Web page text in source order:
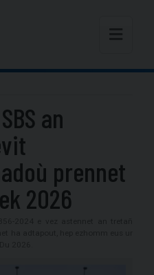
an
prennet
2026